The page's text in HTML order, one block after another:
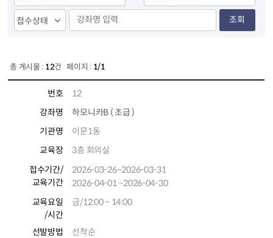
조회
총 게시물 : 12건 페이지 : 1/1
번호
12
강좌명
하모니카B ( 초급 )
기관명
이문1동
교육장
3층 회의실
접수기간/
교육기간
2026-03-26~2026-03-31
2026-04-01 ~2026-04-30
교육요일
/시간
금/12:00 ~ 14:00
선발방법
선착순